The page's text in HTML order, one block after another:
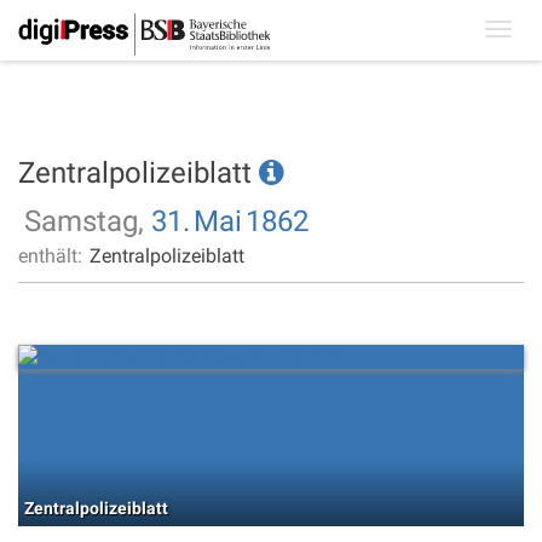
Zentralpolizeiblatt
Samstag, 31. Mai 1862
enthält: Zentralpolizeiblatt
Zentralpolizeiblatt